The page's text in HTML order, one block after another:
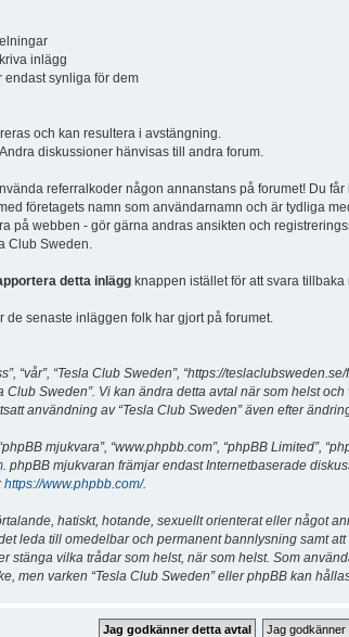
inlägg
synliga för dem
och kan resultera i avstängning.
diskussioner hänvisas till andra forum.
referralkoder någon annanstans på forumet! Du får
företagets namn som användarnamn och är tydliga
på webben - gör gärna andras ansikten och
Club Sweden.
detta inlägg knappen istället för att svara tillbaka
senaste inläggen folk har gjort på forumet.
“vår”, “Tesla Club Sweden”, “https://
Sweden”. Vi kan ändra detta avtal när som helst
användning av “Tesla Club Sweden” även efter
mjukvara”, “www.phpbb.com”, “phpBB Limited”,
. phpBB mjukvaran främjar endast Internetbaserade
https://www.phpbb.com/.
hatiskt, hotande, sexuellt orienterat eller något
leda till omedelbar och permanent bannlysning samt
stänga vilka trådar som helst, när som helst. Som
men varken “Tesla Club Sweden” eller phpBB kan